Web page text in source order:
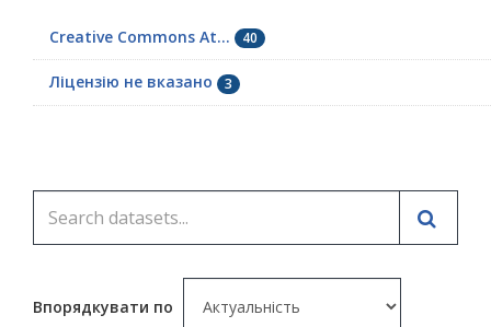
Creative Commons At... 40
Ліцензію не вказано 3
Впорядкувати по